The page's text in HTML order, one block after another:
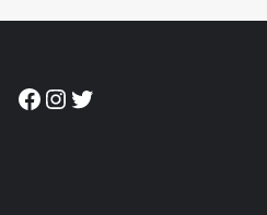
Facebook
Instagram
Twitter